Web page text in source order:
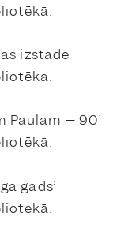
izstāde
Paulam – 90”
gads”